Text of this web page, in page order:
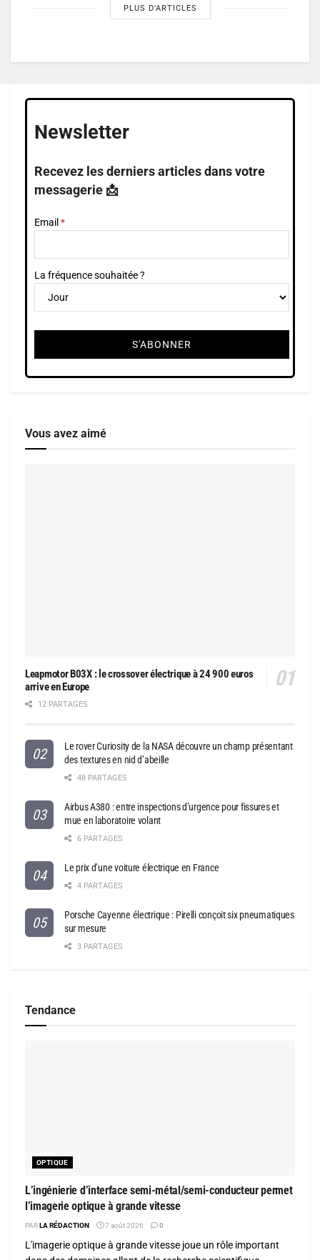
PLUS D'ARTICLES
Newsletter
Recevez les derniers articles dans votre
messagerie 📩
Email
La fréquence souhaitée ?
Vous avez aimé
Leapmotor B03X : le crossover électrique à 24 900 euros
arrive en Europe
12 PARTAGES
Le rover Curiosity de la NASA découvre un champ présentant
des textures en nid d’abeille
48 PARTAGES
Airbus A380 : entre inspections d’urgence pour fissures et
mue en laboratoire volant
6 PARTAGES
Le prix d’une voiture électrique en France
4 PARTAGES
Porsche Cayenne électrique : Pirelli conçoit six pneumatiques
sur mesure
3 PARTAGES
Tendance
OPTIQUE
L’ingénierie d’interface semi-métal/semi-conducteur permet
l’imagerie optique à grande vitesse
PARLA RÉDACTION 7 août 2026 0
L'imagerie optique à grande vitesse joue un rôle important